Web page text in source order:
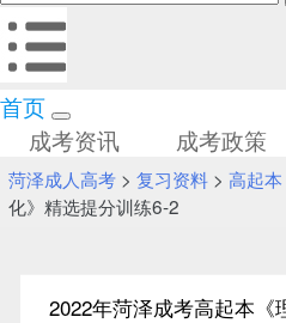
首页
成考资讯
成考政策
菏泽成人高考> 复习资料> 高起本
化》精选提分训练6-2
2022年菏泽成考高起本《